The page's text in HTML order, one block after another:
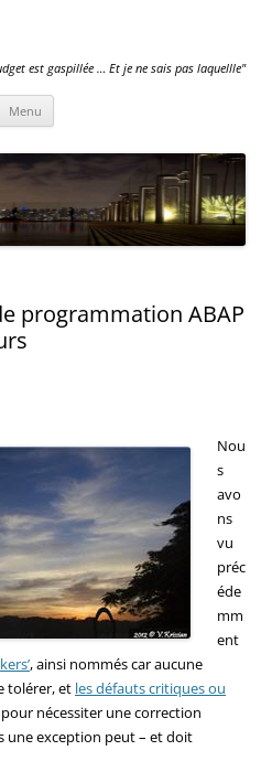
est gaspillée … Et je ne sais pas laquellle"
Menu
programmation ABAP
Nou
s
avo
ns
vu
préc
éde
mm
ent
, ainsi nommés car aucune
tolérer, et les défauts critiques ou
nécessiter une correction
une exception peut – et doit